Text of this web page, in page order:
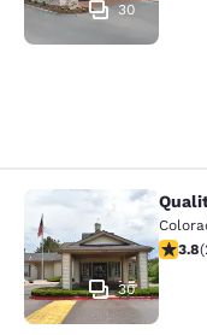
30
Quality Inn
30
3.8(